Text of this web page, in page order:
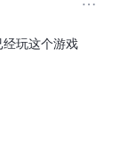
经玩这个游戏